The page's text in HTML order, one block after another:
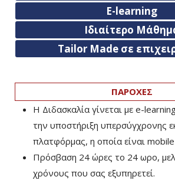
E-learning
Ιδιαίτερο
Tailor Made σε
ΠΑΡΟΧΕΣ
Η Διδασκαλία γίνεται με e-
την υποστήριξη υπερσύγχρονης
πλατφόρμας, η οποία είναι
Πρόσβαση 24 ώρες το 24 ωρο,
χρόνους που σας εξυπηρετεί.